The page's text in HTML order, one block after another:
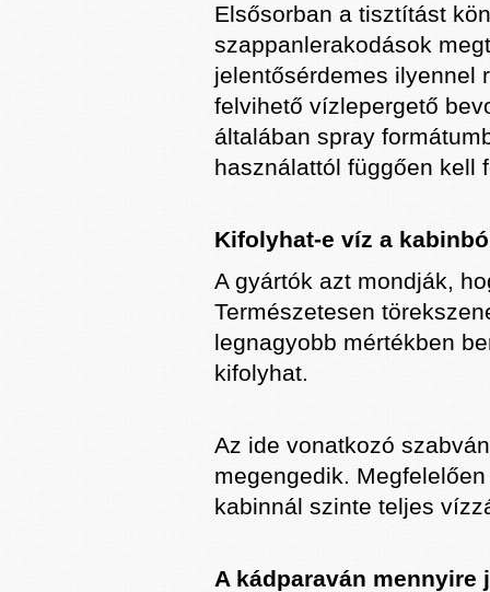
Elsősorban a tisztítást
szappanlerakodások
jelentősérdemes ilyennel
felvihető vízlepergető
általában spray
használattól függően kell
Kifolyhat-e víz a
A gyártók azt mondják,
Természetesen
legnagyobb mértékben
kifolyhat.
Az ide vonatkozó
megengedik.
kabinnál szinte teljes
A kádparaván mennyire